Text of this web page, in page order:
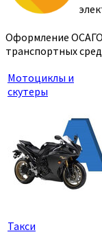
Оформление ОСАГО
транспортных
Мотоциклы и
скутеры
Такси